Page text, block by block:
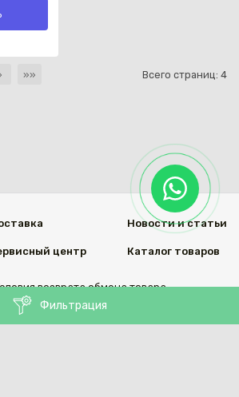
Фильтрация
Всего страниц: 4
»»
центр
Новости и статьи
Каталог товаров
возврата обмена товара